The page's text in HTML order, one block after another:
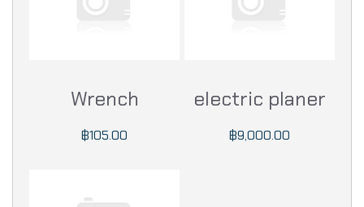
Wrench
฿105.00
electric planer
฿9,000.00